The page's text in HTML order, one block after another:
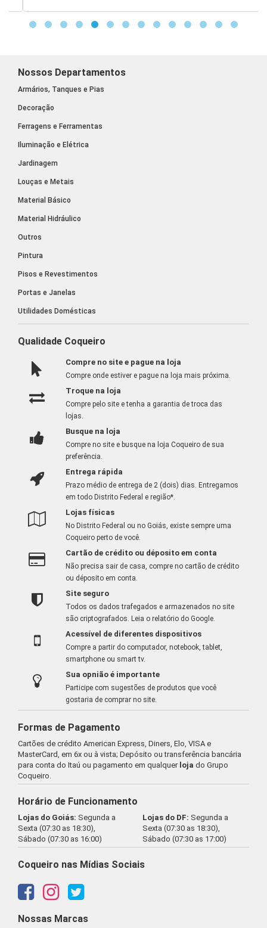
Nossos Departamentos
Armários, Tanques e Pias
Decoração
Ferragens e Ferramentas
Iluminação e Elétrica
Jardinagem
Louças e Metais
Material Básico
Material Hidráulico
Outros
Pintura
Pisos e Revestimentos
Portas e Janelas
Utilidades Domésticas
Qualidade Coqueiro
Compre no site e pague na loja
Compre onde estiver e pague na loja mais próxima.
Troque na loja
Compre pelo site e tenha a garantia de troca das
lojas.
Busque na loja
Compre no site e busque na loja Coqueiro de sua
preferência.
Entrega rápida
Prazo médio de entrega de 2 (dois) dias. Entregamos
em todo Distrito Federal e região*.
Lojas físicas
No Distrito Federal ou no Goiás, existe sempre uma
Coqueiro perto de você.
Cartão de crédito ou déposito em conta
Não precisa sair de casa, compre no cartão de crédito
ou déposito em conta.
Site seguro
Todos os dados trafegados e armazenados no site
são criptografados. Leia o relatório do Google.
Acessível de diferentes dispositivos
Compre a partir do computador, notebook, tablet,
smartphone ou smart tv.
Sua opnião é importante
Participe com sugestões de produtos que você
gostaria de comprar no site.
Formas de Pagamento
Cartões de crédito American Express, Diners, Elo, VISA e
MasterCard, em 6x ou à vista; Depósito ou transferência bancária
para conta do Itaú ou pagamento em qualquer loja do Grupo
Coqueiro.
Horário de Funcionamento
Lojas do Goiás: Segunda a
Sexta (07:30 as 18:30),
Sábado (07:30 as 16:00)
Lojas do DF: Segunda a
Sexta (07:30 as 18:30),
Sábado (07:30 as 17:00)
Coqueiro nas Mídias Sociais
Nossas Marcas